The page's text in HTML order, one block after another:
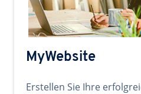
MyWebsite
Erstellen Sie Ihre